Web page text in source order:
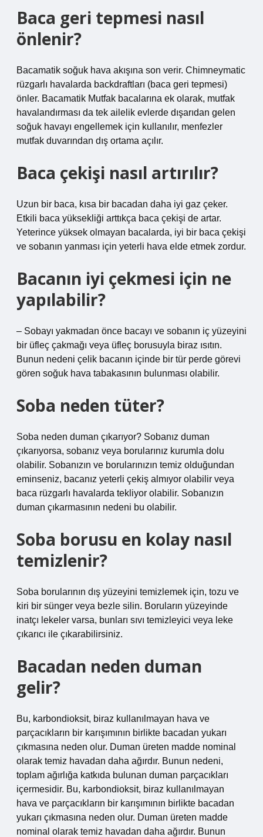
Baca geri tepmesi nasıl
önlenir?
Bacamatik soğuk hava akışına son verir. Chimneymatic
rüzgarlı havalarda backdraftları (baca geri tepmesi)
önler. Bacamatik Mutfak bacalarına ek olarak, mutfak
havalandırması da tek ailelik evlerde dışarıdan gelen
soğuk havayı engellemek için kullanılır, menfezler
mutfak duvarından dış ortama açılır.
Baca çekişi nasıl artırılır?
Uzun bir baca, kısa bir bacadan daha iyi gaz çeker.
Etkili baca yüksekliği arttıkça baca çekişi de artar.
Yeterince yüksek olmayan bacalarda, iyi bir baca çekişi
ve sobanın yanması için yeterli hava elde etmek zordur.
Bacanın iyi çekmesi için ne
yapılabilir?
– Sobayı yakmadan önce bacayı ve sobanın iç yüzeyini
bir üfleç çakmağı veya üfleç borusuyla biraz ısıtın.
Bunun nedeni çelik bacanın içinde bir tür perde görevi
gören soğuk hava tabakasının bulunması olabilir.
Soba neden tüter?
Soba neden duman çıkarıyor? Sobanız duman
çıkarıyorsa, sobanız veya borularınız kurumla dolu
olabilir. Sobanızın ve borularınızın temiz olduğundan
eminseniz, bacanız yeterli çekiş almıyor olabilir veya
baca rüzgarlı havalarda tekliyor olabilir. Sobanızın
duman çıkarmasının nedeni bu olabilir.
Soba borusu en kolay nasıl
temizlenir?
Soba borularının dış yüzeyini temizlemek için, tozu ve
kiri bir sünger veya bezle silin. Boruların yüzeyinde
inatçı lekeler varsa, bunları sıvı temizleyici veya leke
çıkarıcı ile çıkarabilirsiniz.
Bacadan neden duman
gelir?
Bu, karbondioksit, biraz kullanılmayan hava ve
parçacıkların bir karışımının birlikte bacadan yukarı
çıkmasına neden olur. Duman üreten madde nominal
olarak temiz havadan daha ağırdır. Bunun nedeni,
toplam ağırlığa katkıda bulunan duman parçacıkları
içermesidir. Bu, karbondioksit, biraz kullanılmayan
hava ve parçacıkların bir karışımının birlikte bacadan
yukarı çıkmasına neden olur. Duman üreten madde
nominal olarak temiz havadan daha ağırdır. Bunun